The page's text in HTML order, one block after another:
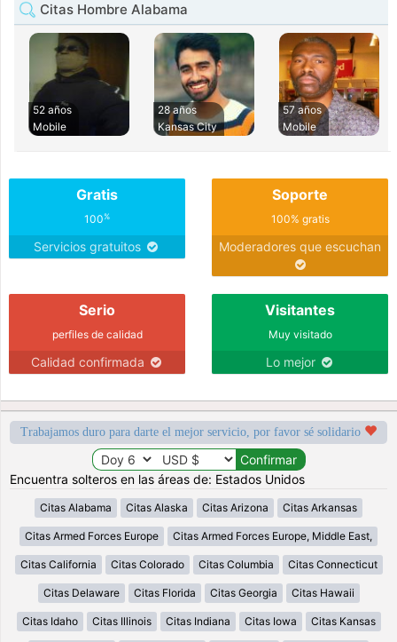
Citas Hombre Alabama
52 años
Mobile
28 años
Kansas City
57 años
Mobile
Gratis
100%
Servicios gratuitos
Soporte
100% gratis
Moderadores que escuchan
Serio
perfiles de calidad
Calidad confirmada
Visitantes
Muy visitado
Lo mejor
Trabajamos duro para darte el mejor servicio, por favor sé solidario
Encuentra solteros en las áreas de: Estados Unidos
Citas Alabama Citas Alaska Citas Arizona Citas Arkansas
Citas Armed Forces Europe Citas Armed Forces Europe, Middle East,
Citas California Citas Colorado Citas Columbia Citas Connecticut
Citas Delaware Citas Florida Citas Georgia Citas Hawaii
Citas Idaho Citas Illinois Citas Indiana Citas Iowa Citas Kansas